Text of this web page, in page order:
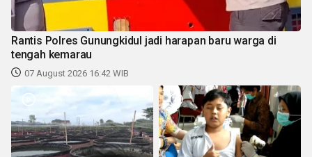
Rantis Polres Gunungkidul jadi harapan baru warga di
tengah kemarau
07 August 2026 16:42 WIB